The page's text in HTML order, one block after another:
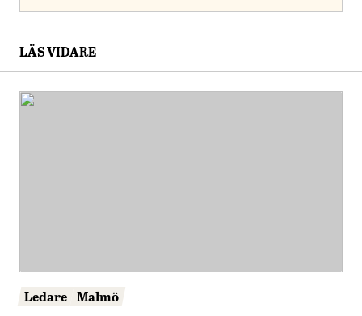
LÄS VIDARE
Ledare Malmö